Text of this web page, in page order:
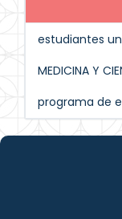
estudiantes
MEDICINA Y
programa de